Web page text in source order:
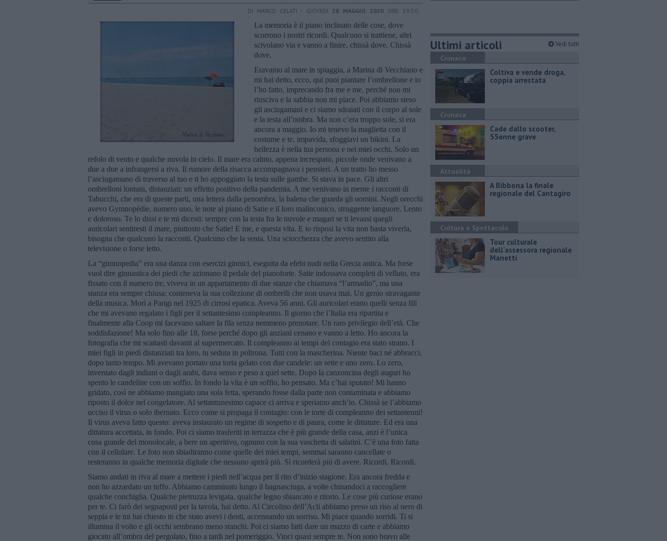
DI MARCO CELATI - GIOVEDÌ 28 MAGGIO 2020 ORE 19:50
La memoria è il piano inclinato delle cose, dove
scorrono i nostri ricordi. Qualcuno si trattiene, altri
scivolano via e vanno a finire, chissà dove. Chissà
dove.
Eravamo al mare in spiaggia, a Marina di Vecchiano e
mi hai detto, ecco, qui puoi piantare l’ombrellone e io
l’ho fatto, imprecando fra me e me, perché non mi
riusciva e la sabbia non mi piace. Poi abbiamo steso
gli asciugamani e ci siamo sdraiati con il corpo al sole
e la testa all’ombra. Ma non c’era troppo sole, si era
ancora a maggio. Io mi tenevo la maglietta con il
costume e te, impavida, sfoggiavi un bikini. La
bellezza è nella tua persona e nei miei occhi. Solo un
refolo di vento e qualche nuvola in cielo. Il mare era calmo, appena increspato, piccole onde venivano a
due a due a infrangersi a riva. Il rumore della risacca accompagnava i pensieri. A un tratto ho messo
l’asciugamano di traverso al tuo e ti ho appoggiato la testa sulle gambe. Si stava in pace. Gli altri
ombrelloni lontani, distanziati: un effetto positivo della pandemia. A me venivano in mente i racconti di
Tabucchi, che era di queste parti, una lettera dalla penombra, la balena che guarda gli uomini. Negli orecchi
avevo Gymnopédie, numero uno, le note al piano di Satie e il loro malinconico, struggente languore. Lento
e doloroso. Te lo dissi e te mi dicesti: sempre con la testa fra le nuvole e magari se ti levassi quegli
auricolari sentiresti il mare, piuttosto che Satie! E me, e questa vita. E io risposi la vita non basta viverla,
bisogna che qualcuno la racconti. Qualcuno che la senta. Una sciocchezza che avevo sentito alla
televisione o forse letto.
La “gimnopedia” era una danza con esercizi ginnici, eseguita da efebi nudi nella Grecia antica. Ma forse
vuol dire ginnastica dei piedi che azionano il pedale del pianoforte. Satie indossava completi di velluto, era
fissato con il numero tre, viveva in un appartamento di due stanze che chiamava “l’armadio”, ma una
stanza era sempre chiusa: conteneva la sua collezione di ombrelli che non usava mai. Un genio stravagante
della musica. Morì a Parigi nel 1925 di cirrosi epatica. Aveva 56 anni. Gli auricolari erano quelli senza fili
che mi avevano regalato i figli per il settantesimo compleanno. Il giorno che l’Italia era ripartita e
finalmente alla Coop mi facevano saltare la fila senza nemmeno prenotare. Un raro privilegio dell’età. Che
soddisfazione! Ma solo fino alle 18, forse perché dopo gli anziani cenano e vanno a letto. Ho ancora la
fotografia che mi scattasti davanti al supermercato. Il compleanno ai tempi del contagio era stato strano. I
miei figli in piedi distanziati tra loro, tu seduta in poltrona. Tutti con la mascherina. Niente baci né abbracci,
dopo tanto tempo. Mi avevano portato una torta gelato con due candele: un sette e uno zero. Lo zero,
inventato dagli indiani o dagli arabi, dava senso e peso a quel sette. Dopo la canzoncina degli auguri ho
spento le candeline con un soffio. In fondo la vita è un soffio, ho pensato. Ma c’hai sputato! Mi hanno
gridato, così ne abbiamo mangiato una sola fetta, sperando fosse dalla parte non contaminata e abbiamo
riposto il dolce nel congelatore. Al settantunesimo capace ci arriva e speriamo anch’io. Chissà se l’abbiamo
ucciso il virus o solo ibernato. Ecco come si propaga il contagio: con le torte di compleanno dei settantenni!
Il virus aveva fatto questo: aveva instaurato un regime di sospetto e di paura, come le dittature. Ed era una
dittatura accettata, in fondo. Poi ci siamo trasferiti in terrazza che è più grande della casa, anzi è l’unica
cosa grande del monolocale, a bere un aperitivo, ognuno con la sua vaschetta di salatini. C’è una foto fatta
con il cellulare. Le foto non sbiadiranno come quelle dei miei tempi, semmai saranno cancellate o
resteranno in qualche memoria digitale che nessuno aprirà più. Si ricorderà più di avere. Ricordi. Ricordi.
Siamo andati in riva al mare a mettere i piedi nell’acqua per il rito d’inizio stagione. Era ancora fredda e
non ho azzardato un tuffo. Abbiamo camminato lungo il bagnasciuga, a volte chinandoci a raccogliere
qualche conchiglia. Qualche pietruzza levigata, qualche legno sbiancato e ritorto. Le cose più curiose erano
per te. Ci farò dei segnaposti per la tavola, hai detto. Al Circolino dell’Acli abbiamo preso un riso al nero di
seppia e te mi hai chiesto in che stato avevi i denti, accennando un sorriso. Mi piace quando sorridi. Ti si
illumina il volto e gli occhi sembrano meno stanchi. Poi ci siamo fatti dare un mazzo di carte e abbiamo
giocato all’ombra del pergolato, fino a tardi nel pomeriggio. Vinci quasi sempre te. Non sono bravo alle
Ultimi articoli Vedi tutti
Cronaca
Coltiva e vende droga,
coppia arrestata
Cronaca
Cade dallo scooter,
55enne grave
Attualità
A Bibbona la finale
regionale del Cantagiro
Cultura e Spettacolo
Tour culturale
dell'assessora regionale
Manetti